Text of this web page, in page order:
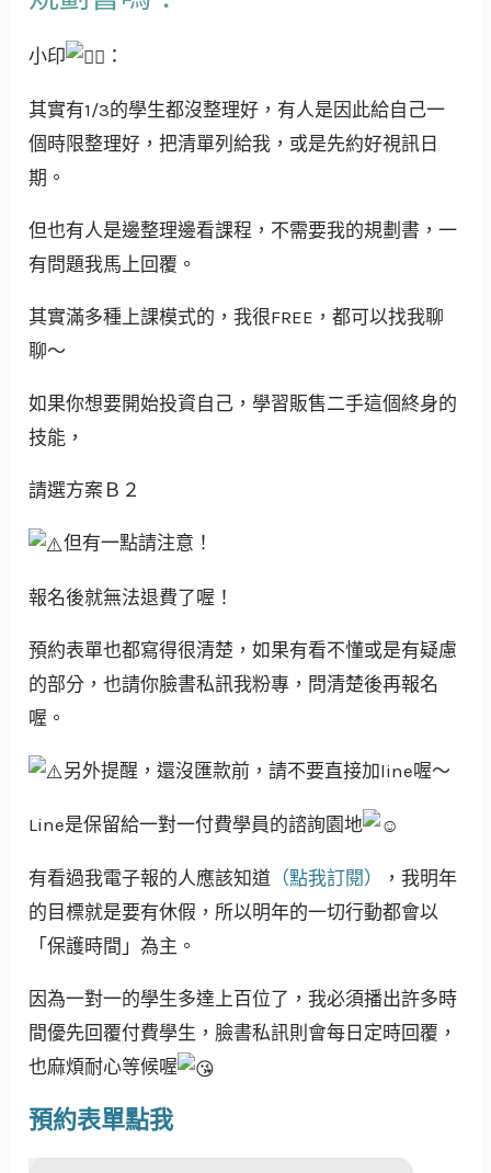
小印 ：
其實有1/3的學生都沒整理好，有人是因此給自己一
個時限整理好，把清單列給我，或是先約好視訊日
期。
但也有人是邊整理邊看課程，不需要我的規劃書，一
有問題我馬上回覆。
其實滿多種上課模式的，我很FREE，都可以找我聊
聊～
如果你想要開始投資自己，學習販售二手這個終身的
技能，
請選方案Ｂ２
但有一點請注意！
報名後就無法退費了喔！
預約表單也都寫得很清楚，如果有看不懂或是有疑慮
的部分，也請你臉書私訊我粉專，問清楚後再報名
喔。
另外提醒，還沒匯款前，請不要直接加line喔～
Line是保留給一對一付費學員的諮詢園地
有看過我電子報的人應該知道 （點我訂閱）
，我明年
的目標就是要有休假，所以明年的一切行動都會以
「保護時間」為主。
因為一對一的學生多達上百位了，我必須播出許多時
間優先回覆付費學生，臉書私訊則會每日定時回覆，
也麻煩耐心等候喔
預約表單點我